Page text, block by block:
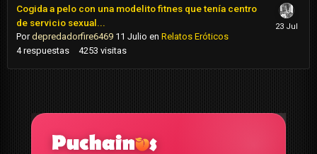
Cogida a pelo con una modelito fitnes que tenía centro
de servicio sexual...
Pordepredadorfire6469 11 Julio en Relatos Eróticos
4 respuestas 4253 visitas